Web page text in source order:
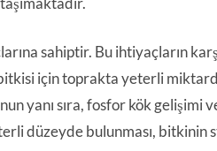
sahiptir. Bu ihtiyaçların
için toprakta yeterli
yanı sıra, fosfor kök gelişimi
düzeyde bulunması, bitkinin